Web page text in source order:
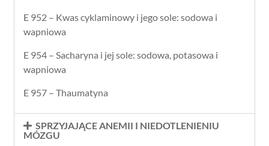
E 952 – Kwas cyklaminowy i jego sole: sodowa i
wapniowa
E 954 – Sacharyna i jej sole: sodowa, potasowa i
wapniowa
E 957 – Thaumatyna
SPRZYJAJĄCE ANEMII I NIEDOTLENIENIU
MÓZGU